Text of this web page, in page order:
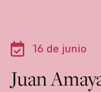
16 de junio
Juan